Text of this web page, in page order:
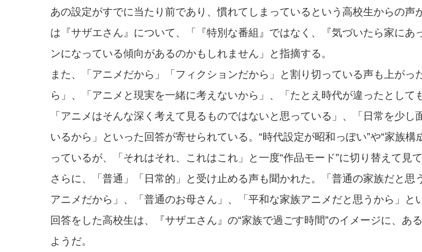
あの設定がすでに当たり前であり、慣れてしまっているという高校生からの声
は『サザエさん』について、「『特別な番組』ではなく、『気づいたら家にあ
ンになっている傾向があるのかもしれません」と指摘する。
また、「アニメだから」「フィクションだから」と割り切っている声も上がっ
ら」、「アニメと現実を一緒に考えないから」、「たとえ時代が違ったとして
「アニメはそんな深く考えて見るものではないと思っている」、「日常を少し
いるから」といった回答が寄せられている。“時代設定が昭和っぽい”や“家族構
っているが、「それはそれ、これはこれ」と一度“作品モード”に切り替えて見
さらに、「普通」「日常的」と受け止める声も聞かれた。「普通の家族だと思
アニメだから」、「普通のお母さん」、「平和な家族アニメだと思うから」と
回答をした高校生は、『サザエさん』の“家族で過ごす時間”のイメージに、あ
ようだ。